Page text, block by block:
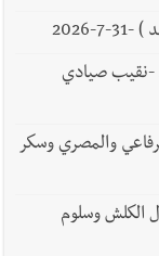
2026
وفاة الحاج مصطفى محمود بوجي -31-7-2026 -نقيب صيادي
الدين الرفاعي 30-7-2026 آل الرفاعي والمصري وسكر
حسن حسين الكلش -28-7-2027 -آل الكلش وسلوم